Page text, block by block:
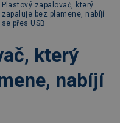
Plastový zapalovač, který
zapaluje bez plamene, nabíjí
se přes USB
který
nabíjí